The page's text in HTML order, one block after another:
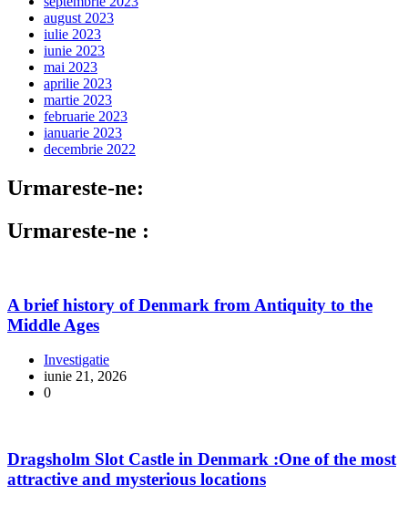
august 2023
iulie 2023
iunie 2023
mai 2023
aprilie 2023
martie 2023
februarie 2023
ianuarie 2023
decembrie 2022
Urmareste-ne:
Urmareste-ne :
A brief history of Denmark from Antiquity to the
Middle Ages
Investigatie
iunie 21, 2026
0
Dragsholm Slot Castle in Denmark :One of the most
attractive and mysterious locations